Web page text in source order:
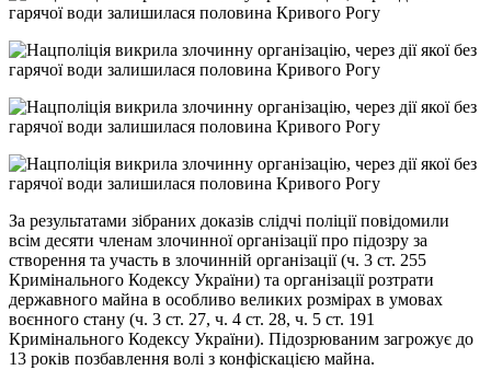
За результатами зібраних доказів слідчі поліції повідомили
всім десяти членам злочинної організації про підозру за
створення та участь в злочинній організації (ч. 3 ст. 255
Кримінального Кодексу України) та організації розтрати
державного майна в особливо великих розмірах в умовах
воєнного стану (ч. 3 ст. 27, ч. 4 ст. 28, ч. 5 ст. 191
Кримінального Кодексу України). Підозрюваним загрожує до
13 років позбавлення волі з конфіскацією майна.